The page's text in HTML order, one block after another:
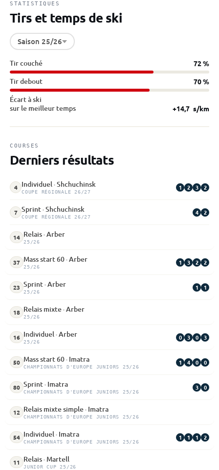
STATISTIQUES
Tirs et temps de ski
Saison 25/26
Tir couché 72 %
Tir debout 70 %
Écart à ski
sur le meilleur temps
+14,7 s/km
COURSES
Derniers résultats
4 Individuel · Shchuchinsk
COUPE RÉGIONALE 26/27
1 2 3 2
7 Sprint · Shchuchinsk
COUPE RÉGIONALE 26/27
4 2
14 Relais · Arber
25/26
37 Mass start 60 · Arber
25/26
1 3 2 2
23 Sprint · Arber
25/26
1 1
18 Relais mixte · Arber
25/26
16 Individuel · Arber
25/26
0 3 0 3
50 Mass start 60 · Imatra
CHAMPIONNATS D'EUROPE JUNIORS 25/26
1 4 0 0
80 Sprint · Imatra
CHAMPIONNATS D'EUROPE JUNIORS 25/26
3 0
12 Relais mixte simple · Imatra
CHAMPIONNATS D'EUROPE JUNIORS 25/26
54 Individuel · Imatra
CHAMPIONNATS D'EUROPE JUNIORS 25/26
1 1 1 2
11 Relais · Martell
JUNIOR CUP 25/26